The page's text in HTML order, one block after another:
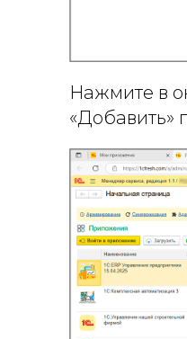
Нажмите в
«Добавить»